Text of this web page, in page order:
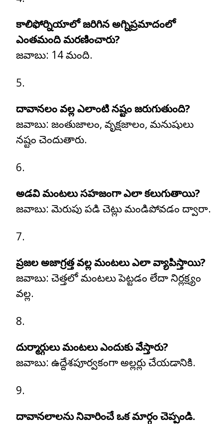
కాలిఫోర్నియాలో జరిగిన అగ్నిప్రమాదంలో
ఎంతమంది మరణించారు?
జవాబు: 14 మంది.
దావానలం వల్ల ఎలాంటి నష్టం జరుగుతుంది?
జవాబు: జంతుజాలం, వృక్షజాలం, మనుషులు
నష్టం చెందుతారు.
అడవి మంటలు సహజంగా ఎలా కలుగుతాయి?
జవాబు: మెరుపు పడి చెట్లు మండిపోవడం ద్వారా.
ప్రజల అజాగ్రత్త వల్ల మంటలు ఎలా వ్యాపిస్తాయి?
జవాబు: చెత్తలో మంటలు పెట్టడం లేదా నిర్లక్ష్యం
వల్ల.
దుర్మార్గులు మంటలు ఎందుకు వేస్తారు?
జవాబు: ఉద్దేశపూర్వకంగా అల్లర్లు చేయడానికి.
దావానలాలను నివారించే ఒక మార్గం చెప్పండి.